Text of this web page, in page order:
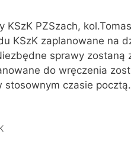
KSzK PZSzach,
KSzK zaplanowane na
sprawy zostaną
do wręczenia
stosownym czasie